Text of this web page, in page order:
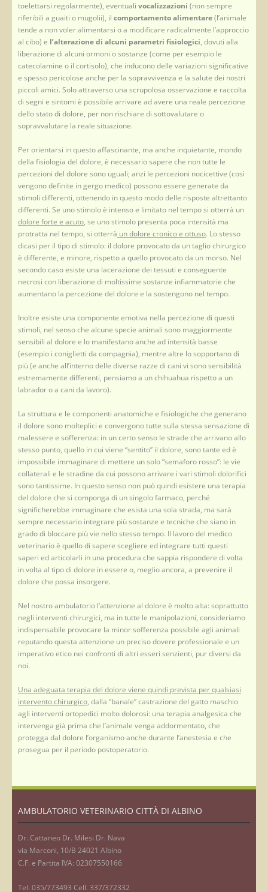
toelettarsi regolarmente), eventuali vocalizzazioni (non sempre
riferibili a guaiti o mugolii), il comportamento alimentare(l’animale
tende a non voler alimentarsi o a modificare radicalmente l’approccio
al cibo) e l’alterazione di alcuni parametri fisiologici, dovuti alla
liberazione di alcuni ormoni o sostanze (come per esempio le
catecolamine o il cortisolo), che inducono delle variazioni significative
e spesso pericolose anche per la sopravvivenza e la salute dei nostri
piccoli amici. Solo attraverso una scrupolosa osservazione e raccolta
di segni e sintomi è possibile arrivare ad avere una reale percezione
dello stato di dolore, per non rischiare di sottovalutare o
sopravvalutare la reale situazione.
Per orientarsi in questo affascinante, ma anche inquietante, mondo
della fisiologia del dolore, è necessario sapere che non tutte le
percezioni del dolore sono uguali; anzi le percezioni nocicettive (così
vengono definite in gergo medico) possono essere generate da
stimoli differenti, ottenendo in questo modo delle risposte altrettanto
differenti. Se uno stimolo è intenso e limitato nel tempo si otterrà un
dolore forte e acuto, se uno stimolo presenta poca intensità ma
protratta nel tempo, si otterrà un dolore cronico e ottuso. Lo stesso
dicasi per il tipo di stimolo: il dolore provocato da un taglio chirurgico
è differente, e minore, rispetto a quello provocato da un morso. Nel
secondo caso esiste una lacerazione dei tessuti e conseguente
necrosi con liberazione di moltissime sostanze infiammatorie che
aumentano la percezione del dolore e la sostengono nel tempo.
Inoltre esiste una componente emotiva nella percezione di questi
stimoli, nel senso che alcune specie animali sono maggiormente
sensibili al dolore e lo manifestano anche ad intensità basse
(esempio i coniglietti da compagnia), mentre altre lo sopportano di
più (e anche all’interno delle diverse razze di cani vi sono sensibilità
estremamente differenti, pensiamo a un chihuahua rispetto a un
labrador o a cani da lavoro).
La struttura e le componenti anatomiche e fisiologiche che generano
il dolore sono molteplici e convergono tutte sulla stessa sensazione di
malessere e sofferenza: in un certo senso le strade che arrivano allo
stesso punto, quello in cui viene “sentito” il dolore, sono tante ed è
impossibile immaginare di mettere un solo “semaforo rosso”: le vie
collaterali e le stradine da cui possono arrivare i vari stimoli dolorifici
sono tantissime. In questo senso non può quindi esistere una terapia
del dolore che si componga di un singolo farmaco, perché
significherebbe immaginare che esista una sola strada, ma sarà
sempre necessario integrare più sostanze e tecniche che siano in
grado di bloccare più vie nello stesso tempo. Il lavoro del medico
veterinario è quello di sapere scegliere ed integrare tutti questi
saperi ed articolarli in una procedura che sappia rispondere di volta
in volta al tipo di dolore in essere o, meglio ancora, a prevenire il
dolore che possa insorgere.
Nel nostro ambulatorio l’attenzione al dolore è molto alta: soprattutto
negli interventi chirurgici, ma in tutte le manipolazioni, consideriamo
indispensabile provocare la minor sofferenza possibile agli animali
reputando questa attenzione un preciso dovere professionale e un
imperativo etico nei confronti di altri esseri senzienti, pur diversi da
noi.
Una adeguata terapia del dolore viene quindi prevista per qualsiasi
intervento chirurgico, dalla “banale” castrazione del gatto maschio
agli interventi ortopedici molto dolorosi: una terapia analgesica che
intervenga già prima che l’animale venga addormentato, che
protegga dal dolore l’organismo anche durante l’anestesia e che
prosegua per il periodo postoperatorio.
AMBULATORIO VETERINARIO CITTÀ DI ALBINO
Dr. Cattaneo Dr. Milesi Dr. Nava
via Marconi, 10/B 24021 Albino
C.F. e Partita IVA: 02307550166
Tel. 035/773493 Cell. 337/372332